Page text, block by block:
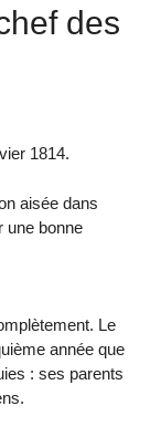
des
1814.
aisée dans
une bonne
Le
année que
: ses parents